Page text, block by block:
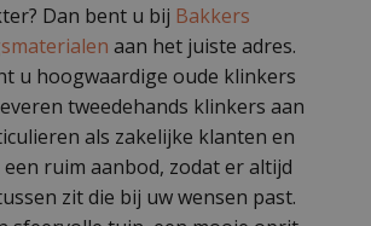
Dan bent u bij Bakkers
aan het juiste adres.
u hoogwaardige oude klinkers
tweedehands klinkers aan
als zakelijke klanten en
ruim aanbod, zodat er altijd
zit die bij uw wensen past.